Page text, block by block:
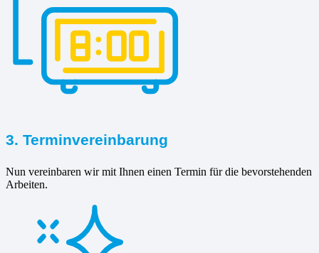
3. Terminvereinbarung
Nun vereinbaren wir mit Ihnen einen Termin für die bevorstehenden
Arbeiten.